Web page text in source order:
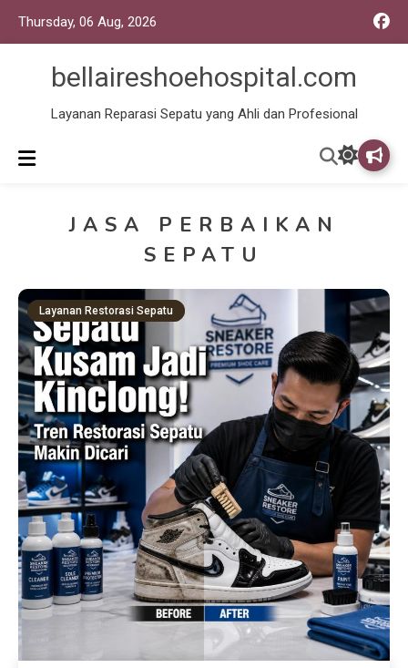
Thursday, 06 Aug, 2026
bellaireshoehospital.com
Layanan Reparasi Sepatu yang Ahli dan Profesional
JASA PERBAIKAN
SEPATU
Layanan Restorasi Sepatu